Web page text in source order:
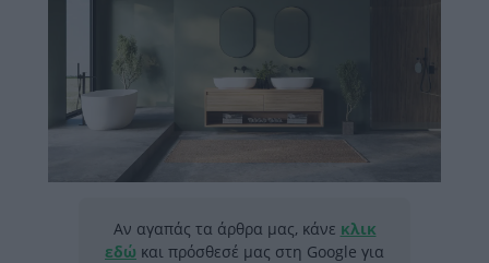
Αν αγαπάς τα άρθρα μας, κάνε κλικ
εδώ και πρόσθεσέ μας στη Google για